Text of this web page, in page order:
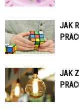
JAK
JAK